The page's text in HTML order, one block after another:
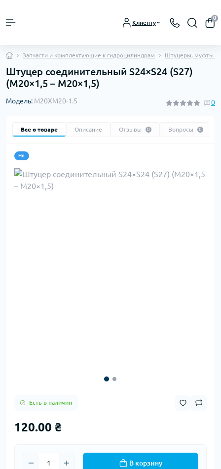
Клиенту
0
Запчасти и комплектующие к гидроцилиндрам Штуцеры, муфты и
Штуцер соединительный S24×S24 (S27)
(M20×1,5 – M20×1,5)
Модель: M20XM20-1.5 0
Все о товаре Описание Отзывы 0 Вопросы 0
Hit
Есть в наличии
120.00 ₴
В корзину